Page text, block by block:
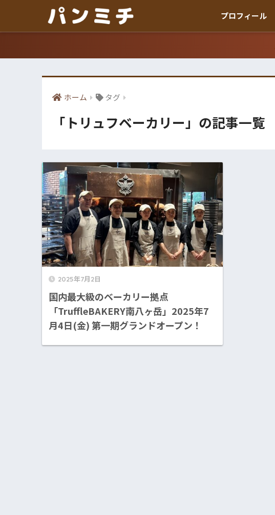
プロフィール
ホーム タグ
「トリュフベーカリー」の記事一覧
2025年7月2日
国内最大級のベーカリー拠点
「TruffleBAKERY南八ヶ岳」2025年7
月4日(金) 第一期グランドオープン！